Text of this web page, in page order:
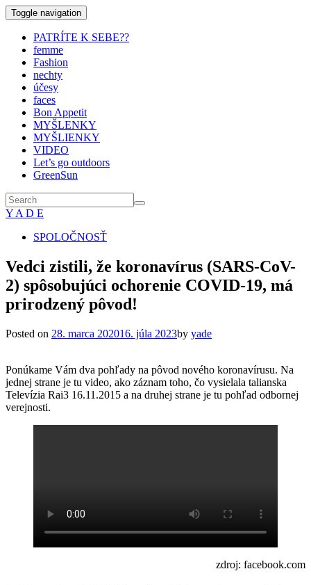
Toggle navigation
PATRÍTE K SEBE??
femme
Fashion
nechty
účesy
faces
Bon Appetit
MYŠLENKY
MYŠLIENKY
VIDEO
Let’s go outdoors
GreenSun
Y A D E
SPOLOČNOSŤ
Vedci zistili, že koronavírus (SARS-CoV-
2) spôsobujúci ochorenie COVID-19, má
prirodzený pôvod!
Posted on 28. marca 202016. júla 2023by yade
Ponúkame Vám dva pohľady na pôvod nového koronavírusu. Na
jednej strane je tu video, ako záznam toho, čo vysielala talianska
Televízia Rai3 16.11.2015 a na druhej strane je tu pohľad odbornej
verejnosti.
zdroj: facebook.com